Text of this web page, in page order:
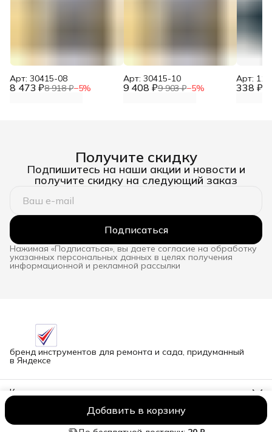
Добавить в корзину
8 473 ₽8 918 ₽−5%
Арт: 30415-08
9 408 ₽9 903 ₽−5%
Арт: 30415-10
338 ₽
Арт:
Получите скидку
Подпишитесь на наши акции и новости и
получите скидку на следующий заказ
Подписаться
Нажимая «Подписаться», вы даете согласие на обработку
указанных персональных данных в целях получения
информационной и рекламной рассылки
бренд инструментов для ремонта и сада, придуманный
в Яндексе
Контакты
г.Новосибирск улица Петухова, 51Бк16
Телефон
ООО NORCODОплатаДоставкаПравила возвратаРеквизиты